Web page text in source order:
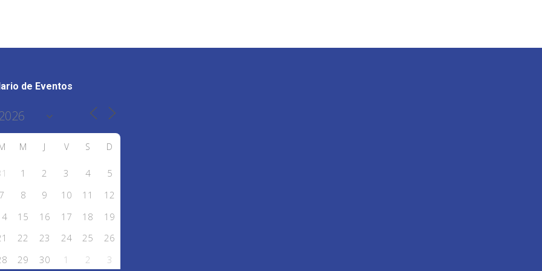
de Eventos
M J V S D
1 2 3 4
5
7 8 9 10 11
12
15 16 17 18
19
22 23 24 25
26
29 30 1 2 3